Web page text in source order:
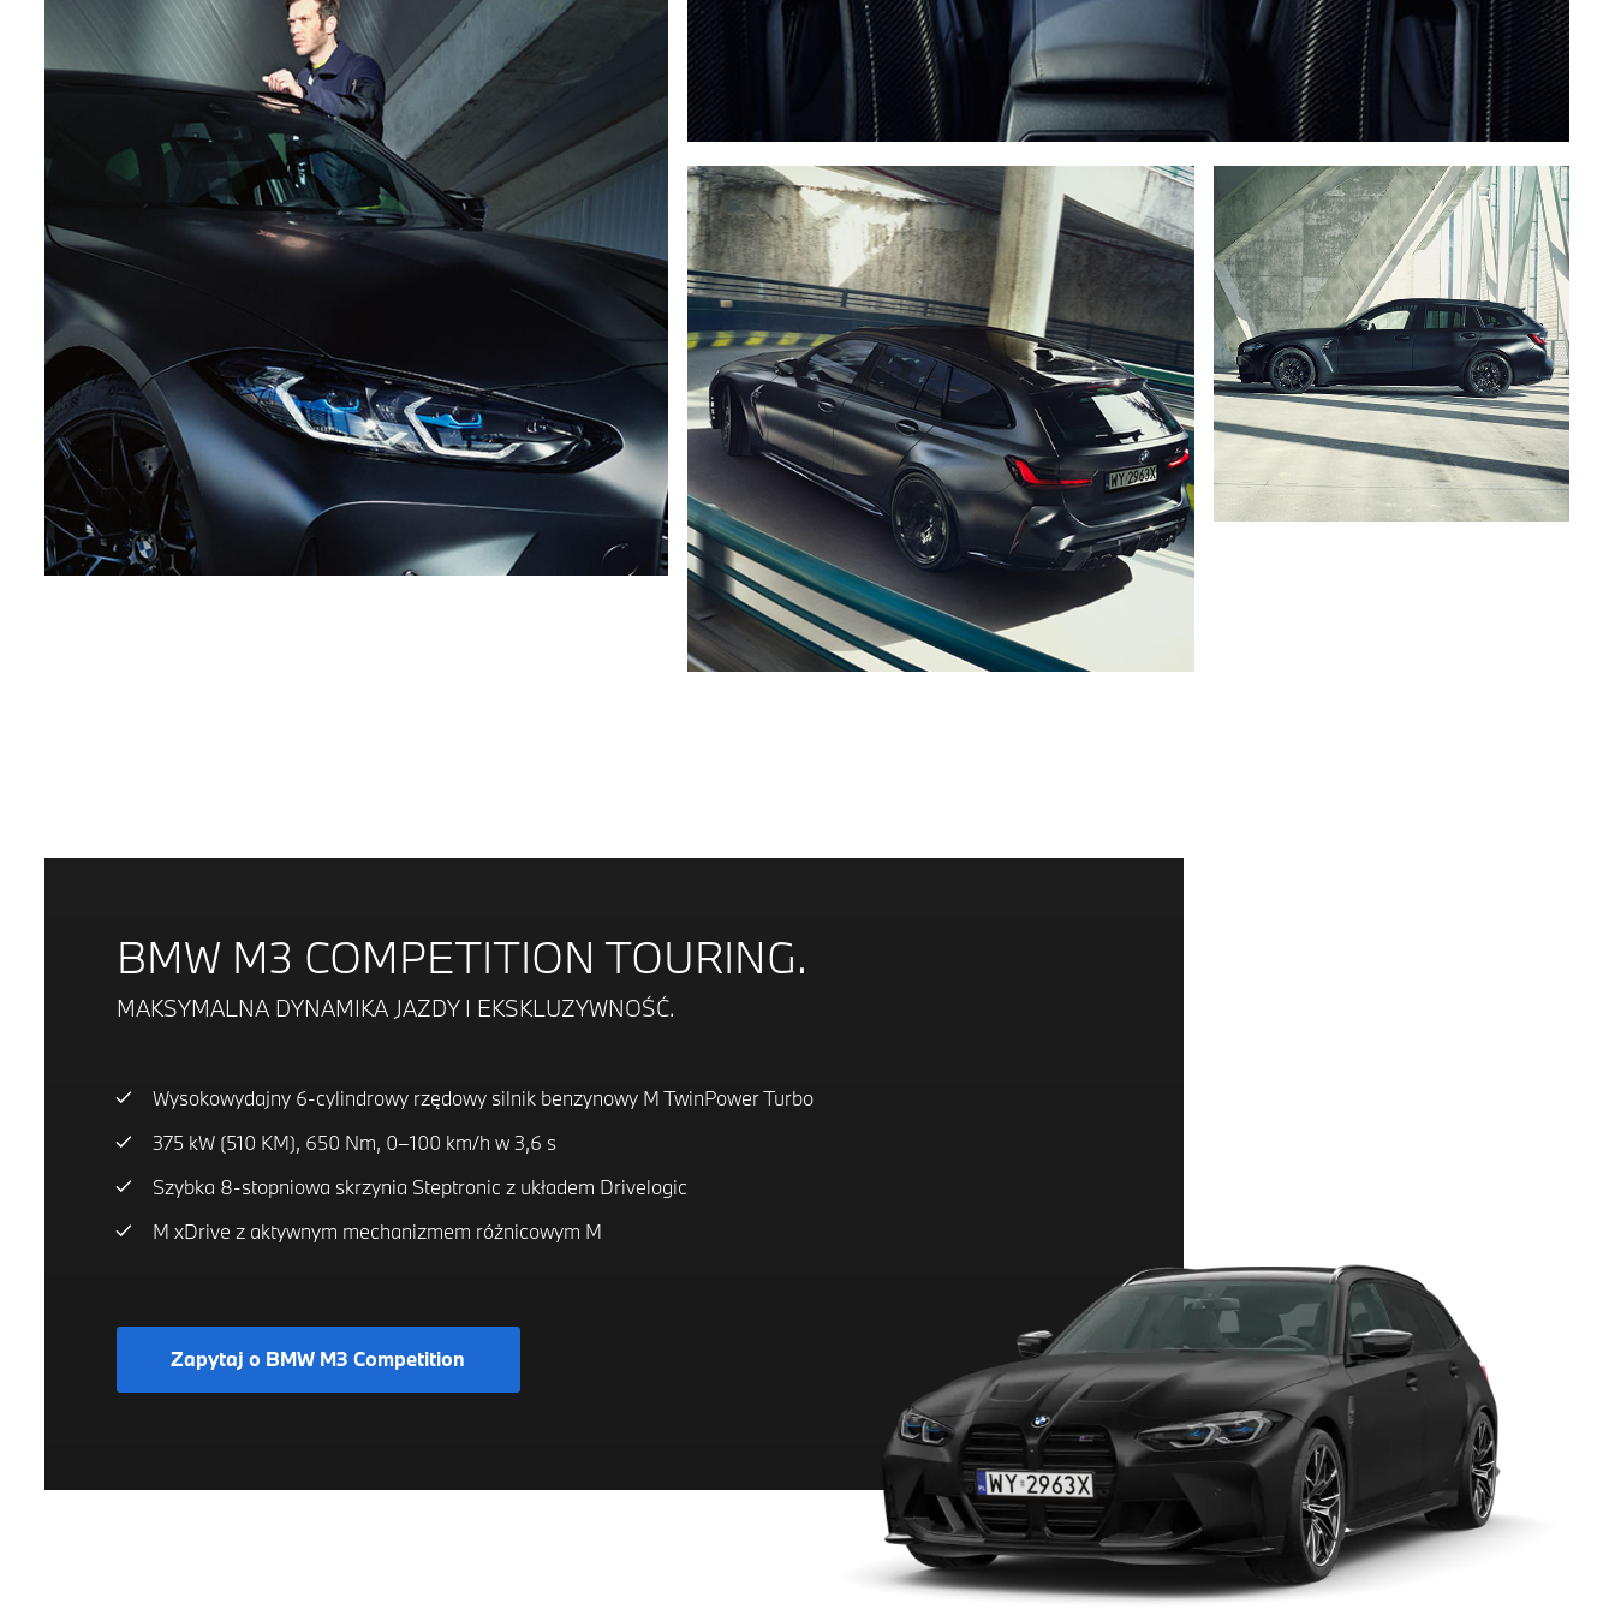
BMW M3 COMPETITION TOURING.
MAKSYMALNA DYNAMIKA JAZDY I EKSKLUZYWNOŚĆ.
Wysokowydajny 6-cylindrowy rzędowy silnik benzynowy M TwinPower Turbo
375 kW (510 KM), 650 Nm, 0–100 km/h w 3,6 s
Szybka 8-stopniowa skrzynia Steptronic z układem Drivelogic
M xDrive z aktywnym mechanizmem różnicowym M
Zapytaj o BMW M3 Competition